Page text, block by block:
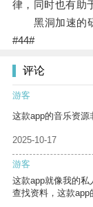
律，同时也有助
黑洞加速的研
#44#
评论
游客
这款app的音乐资源
2025-10-17
游客
这款app就像我的
查找资料，这款app